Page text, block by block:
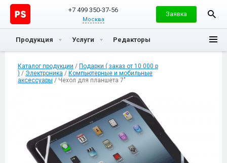
+7 499 350-37-56
Москва
Заявка
Продукция Услуги Редакторы
Каталог продукции / Подарки ( заказ от 10 000 р
) / Электроника / Компьютерные и мобильные
аксессуары / Чехол для планшета 7″